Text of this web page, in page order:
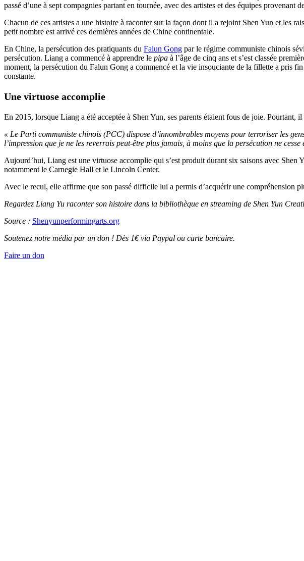
passé d’une à sept compagnies partant en tournée, avec des artistes et des équipes provenant
Chacun de ces artistes a une histoire à raconter sur la façon dont il a rejoint Shen Yun et les
petit nombre est arrivé ces dernières années de Chine continentale.
En Chine, la persécution des pratiquants du Falun Gong par le régime communiste chinois
persécution. Liang a commencé à apprendre le pipa à l’âge de cinq ans et s’est classée
moment, la persécution du Falun Gong a commencé et la vie insouciante de la fillette a pris
constante.
Une virtuose accomplie
En 2015, lorsque Liang a été acceptée à Shen Yun, ses parents étaient fous de joie.
« Le Parti communiste chinois (PCC) dispose d’innombrables moyens pour terroriser les
l’impression que je ne les reverrais peut-être plus jamais, à moins que la persécution ne cesse
Aujourd’hui, Liang est une virtuose accomplie qui s’est produit durant six saisons avec
notamment le Carnegie Hall et le Lincoln Center.
Avec le recul, elle affirme que son passé difficile lui a permis d’acquérir une compréhension
Regardez Liang Yu raconter son histoire dans la bibliothèque en streaming de Shen Yun
Source : Shenyunperformingarts.org
Soutenez notre média par un don ! Dès 1€ via Paypal ou carte bancaire.
Faire un don